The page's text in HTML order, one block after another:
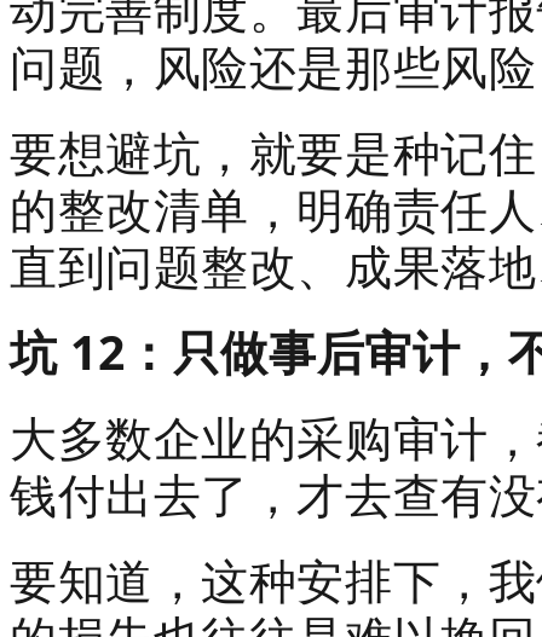
问题，风险还是那些风
要想避坑，就要是种记
的整改清单，明确责任
直到问题整改、成果落
坑 12：只做事后审计，
大多数企业的采购审计
钱付出去了，才去查有
要知道，这种安排下，